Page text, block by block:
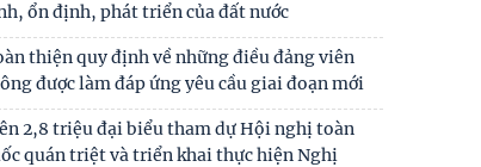
ổn định, phát triển của đất nước
thiện quy định về những điều đảng viên
được làm đáp ứng yêu cầu giai đoạn mới
2,8 triệu đại biểu tham dự Hội nghị toàn
quán triệt và triển khai thực hiện Nghị